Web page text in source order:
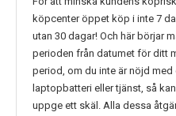
köpcenter öppet köp i inte 7
utan 30 dagar! Och här börjar
perioden från datumet för ditt
period, om du inte är nöjd med
laptopbatteri eller tjänst, så
uppge ett skäl. Alla dessa